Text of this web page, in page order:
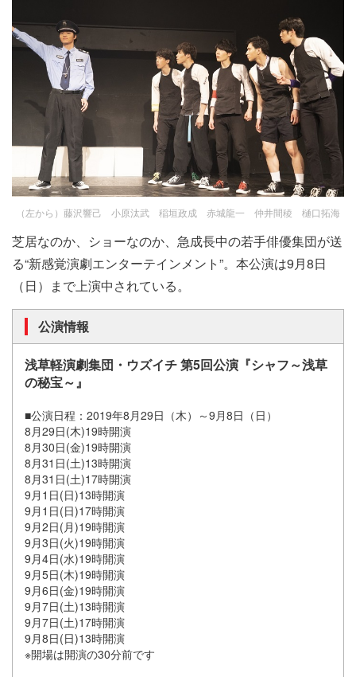
（左から）藤沢響己 小原汰武 稲垣政成 赤城龍一 仲井間稜 樋口拓海
芝居なのか、ショーなのか、急成長中の若手俳優集団が送
る“新感覚演劇エンターテインメント”。本公演は9月8日
（日）まで上演中されている。
公演情報
浅草軽演劇集団・ウズイチ 第5回公演『シャフ～浅草
の秘宝～』
■公演日程：2019年8月29日（木）～9月8日（日）
8月29日(木)19時開演
8月30日(金)19時開演
8月31日(土)13時開演
8月31日(土)17時開演
9月1日(日)13時開演
9月1日(日)17時開演
9月2日(月)19時開演
9月3日(火)19時開演
9月4日(水)19時開演
9月5日(木)19時開演
9月6日(金)19時開演
9月7日(土)13時開演
9月7日(土)17時開演
9月8日(日)13時開演
※開場は開演の30分前です